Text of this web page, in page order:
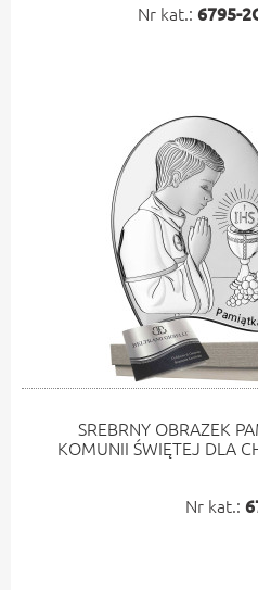
Nr kat.: 6795-
SREBRNY OBRAZEK
KOMUNII ŚWIĘTEJ DLA
Nr kat.: